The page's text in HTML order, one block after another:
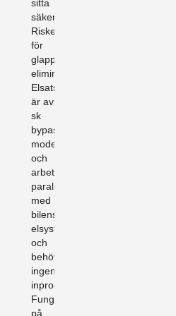
sitta
säkert.
Risken
för
glappkontakt
elimineras.
Elsatsen
är av
sk
bypass
modell
och
arbetar
parallellt
med
bilens
elsystem
och
behöver
ingen
inprogrammering.
Fungerar
på